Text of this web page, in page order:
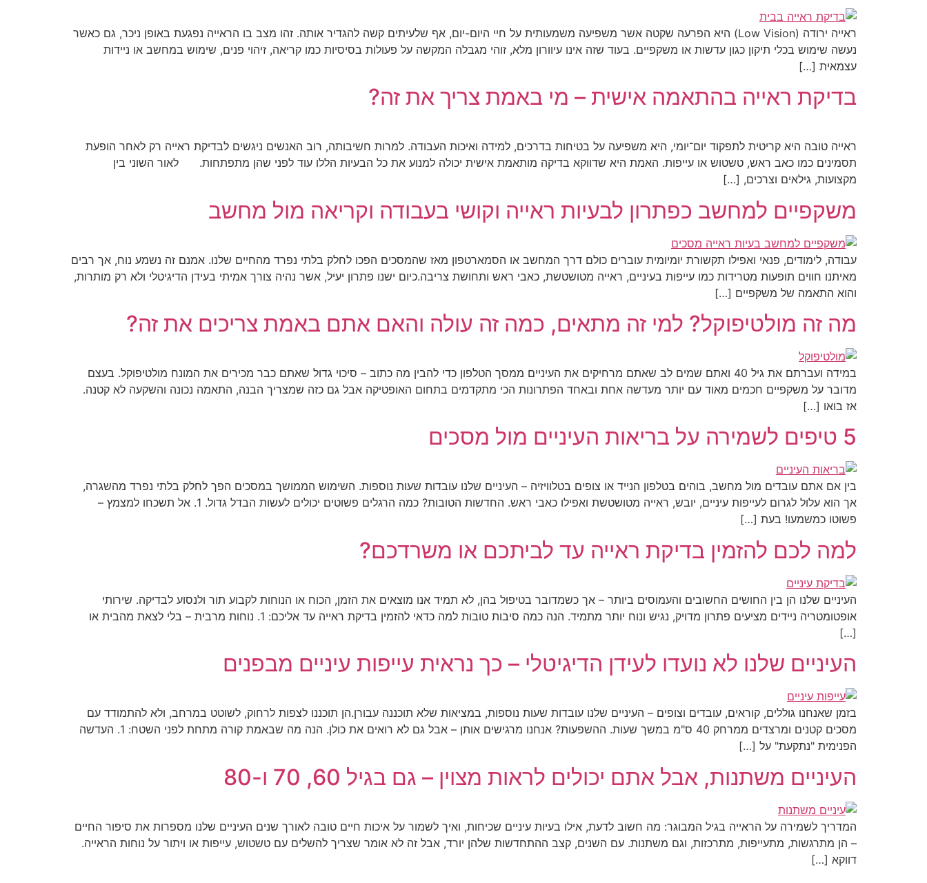
ראייה ירודה (Low Vision) היא הפרעה שקטה אשר משפיעה משמעותית על חיי היום-יום, אף שלעיתים קשה להגדיר אותה. זהו מצב בו הראייה נפגעת באופן ניכר, גם כאשר
נעשה שימוש בכלי תיקון כגון עדשות או משקפיים. בעוד שזה אינו עיוורון מלא, זוהי מגבלה המקשה על פעולות בסיסיות כמו קריאה, זיהוי פנים, שימוש במחשב או ניידות
עצמאית […]
בדיקת ראייה בהתאמה אישית – מי באמת צריך את זה?
ראייה טובה היא קריטית לתפקוד יום־יומי, היא משפיעה על בטיחות בדרכים, למידה ואיכות העבודה. למרות חשיבותה, רוב האנשים ניגשים לבדיקת ראייה רק לאחר הופעת
תסמינים כמו כאב ראש, טשטוש או עייפות. האמת היא שדווקא בדיקה מותאמת אישית יכולה למנוע את כל הבעיות הללו עוד לפני שהן מתפתחות. לאור השוני בין
מקצועות, גילאים וצרכים, […]
משקפיים למחשב כפתרון לבעיות ראייה וקושי בעבודה וקריאה מול מחשב
עבודה, לימודים, פנאי ואפילו תקשורת יומיומית עוברים כולם דרך המחשב או הסמארטפון מאז שהמסכים הפכו לחלק בלתי נפרד מהחיים שלנו. אמנם זה נשמע נוח, אך רבים
מאיתנו חווים תופעות מטרידות כמו עייפות בעיניים, ראייה מטושטשת, כאבי ראש ותחושת צריבה.כיום ישנו פתרון יעיל, אשר נהיה צורך אמיתי בעידן הדיגיטלי ולא רק מותרות,
והוא התאמה של משקפיים […]
מה זה מולטיפוקל? למי זה מתאים, כמה זה עולה והאם אתם באמת צריכים את זה?
במידה ועברתם את גיל 40 ואתם שמים לב שאתם מרחיקים את העיניים ממסך הטלפון כדי להבין מה כתוב – סיכוי גדול שאתם כבר מכירים את המונח מולטיפוקל. בעצם
מדובר על משקפיים חכמים מאוד עם יותר מעדשה אחת ובאחד הפתרונות הכי מתקדמים בתחום האופטיקה אבל גם כזה שמצריך הבנה, התאמה נכונה והשקעה לא קטנה.
אז בואו […]
5 טיפים לשמירה על בריאות העיניים מול מסכים
בין אם אתם עובדים מול מחשב, בוהים בטלפון הנייד או צופים בטלוויזיה – העיניים שלנו עובדות שעות נוספות. השימוש הממושך במסכים הפך לחלק בלתי נפרד מהשגרה,
אך הוא עלול לגרום לעייפות עיניים, יובש, ראייה מטושטשת ואפילו כאבי ראש. החדשות הטובות? כמה הרגלים פשוטים יכולים לעשות הבדל גדול. 1. אל תשכחו למצמץ –
פשוטו כמשמעו! בעת […]
למה לכם להזמין בדיקת ראייה עד לביתכם או משרדכם?
העיניים שלנו הן בין החושים החשובים והעמוסים ביותר – אך כשמדובר בטיפול בהן, לא תמיד אנו מוצאים את הזמן, הכוח או הנוחות לקבוע תור ולנסוע לבדיקה. שירותי
אופטומטריה ניידים מציעים פתרון מדויק, נגיש ונוח יותר מתמיד. הנה כמה סיבות טובות למה כדאי להזמין בדיקת ראייה עד אליכם: 1. נוחות מרבית – בלי לצאת מהבית או
[…]
העיניים שלנו לא נועדו לעידן הדיגיטלי – כך נראית עייפות עיניים מבפנים
בזמן שאנחנו גוללים, קוראים, עובדים וצופים – העיניים שלנו עובדות שעות נוספות, במציאות שלא תוכננה עבורן.הן תוכננו לצפות לרחוק, לשוטט במרחב, ולא להתמודד עם
מסכים קטנים ומרצדים ממרחק 40 ס"מ במשך שעות. ההשפעות? אנחנו מרגישים אותן – אבל גם לא רואים את כולן. הנה מה שבאמת קורה מתחת לפני השטח: 1. העדשה
הפנימית "נתקעת" על […]
העיניים משתנות, אבל אתם יכולים לראות מצוין – גם בגיל 60, 70 ו-80
המדריך לשמירה על הראייה בגיל המבוגר: מה חשוב לדעת, אילו בעיות עיניים שכיחות, ואיך לשמור על איכות חיים טובה לאורך שנים העיניים שלנו מספרות את סיפור החיים
– הן מתרגשות, מתעייפות, מתרכזות, וגם משתנות. עם השנים, קצב ההתחדשות שלהן יורד, אבל זה לא אומר שצריך להשלים עם טשטוש, עייפות או ויתור על נוחות הראייה.
דווקא […]